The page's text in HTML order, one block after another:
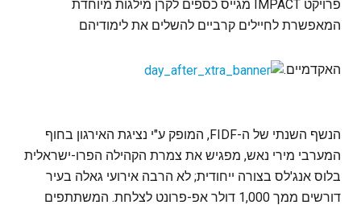
פרויקט IMPACT מגייס כספים לקרן מילגות מיוחדת
המאפשרת לחיילים קרביים להשלים את לימודיהם
האקדמיים.
הנשף השנתי של ה-FIDF, המופק ע"י נציגת האירגון בחוף
המערבי מירי נאש, מפגיש את צמרת הקהילה הפרו-ישראלית
בלוס אנג'לס בצורה ייחודית; לא הרבה אירועי גאלה בעיר
דורשים ממך 1,000 דולר אפ-פרונט לצלחת. המשתתפים